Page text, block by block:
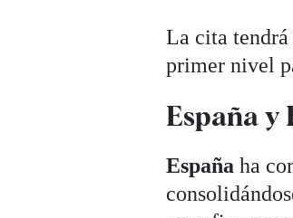
La cita
primer nivel
España y
España ha